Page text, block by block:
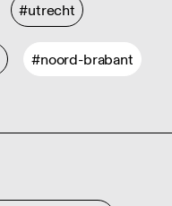
#utrecht
#noord-brabant